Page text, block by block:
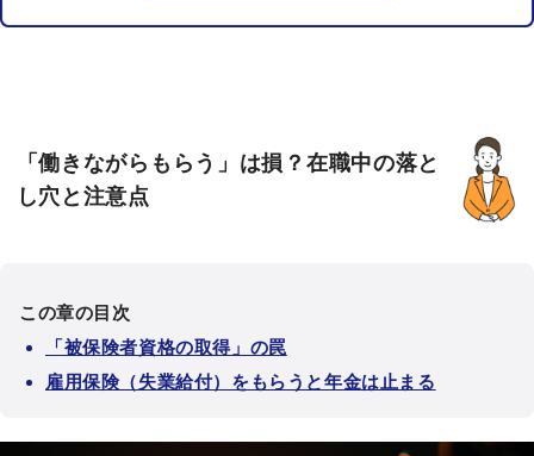
「働きながらもらう」は損？在職中の落と
し穴と注意点
この章の目次
「被保険者資格の取得」の罠
雇用保険（失業給付）をもらうと年金は止まる